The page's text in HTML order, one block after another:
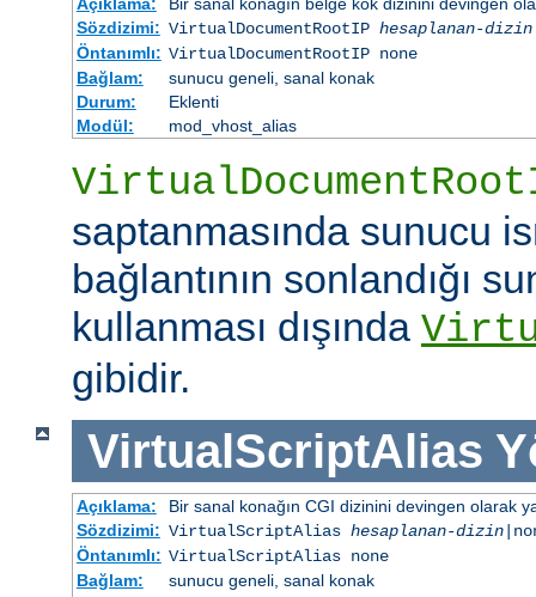
Sözdizimi: VirtualDocumentRootIP hesaplanan-dizin
Öntanımlı: VirtualDocumentRootIP none
Bağlam:
sunucu geneli, sanal konak
Durum:
Eklenti
Modül:
mod_vhost_alias
saptanmasında sunucu
bağlantının sonlandığı
kullanması dışında
gibidir.
VirtualScriptAlias
Açıklama:
Bir sanal konağın CGI dizinini devingen olarak
Sözdizimi: VirtualScriptAlias hesaplanan-dizin
Öntanımlı: VirtualScriptAlias none
Bağlam:
sunucu geneli, sanal konak